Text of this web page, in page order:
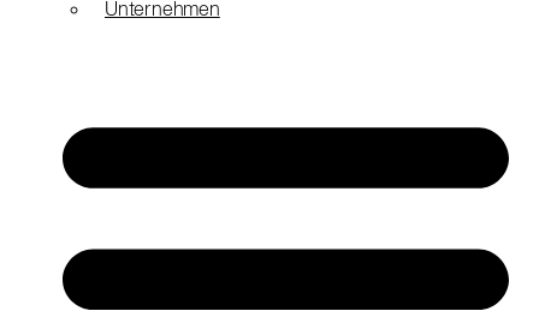
Unternehmen